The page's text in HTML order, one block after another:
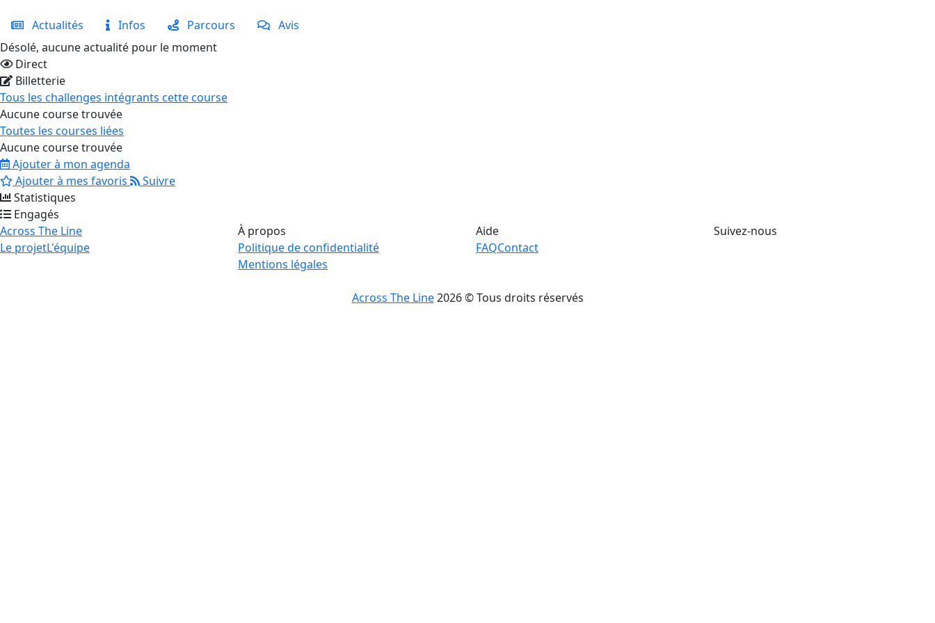
Actualités Infos Parcours
Avis
Désolé, aucune actualité pour le moment
Direct
Billetterie
Tous les challenges intégrants cette course
Aucune course trouvée
Toutes les courses liées
Aucune course trouvée
Ajouter à mon agenda
Ajouter à mes favoris
Suivre
Statistiques
Engagés
Across The Line
Le projetL'équipe
À propos
Politique de confidentialité
Mentions légales
Aide
FAQContact
Suivez-nous
Across The Line2026 © Tous droits réservés